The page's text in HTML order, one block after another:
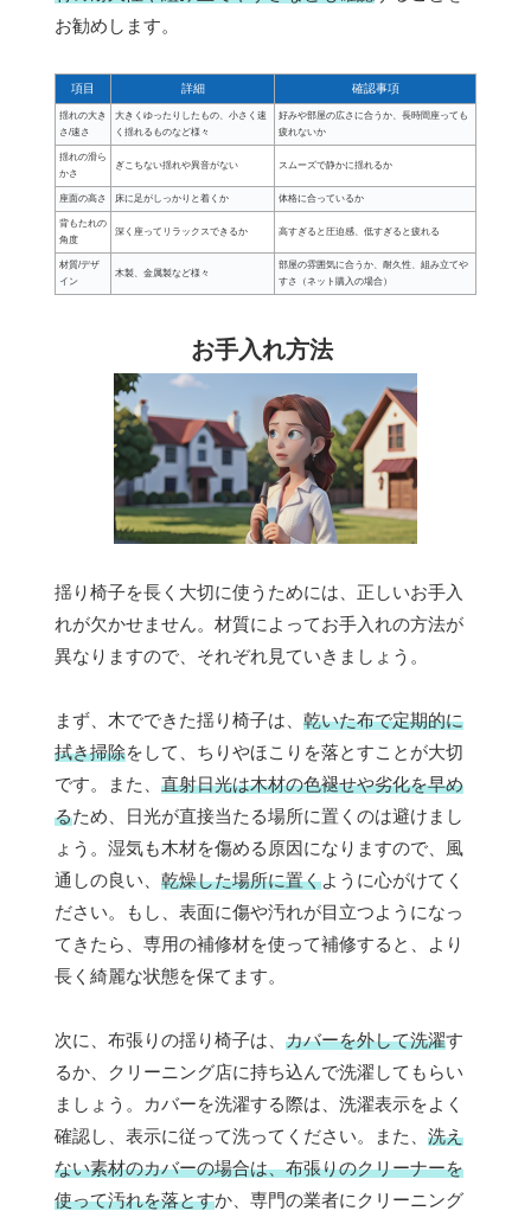
お勧めします。
項目 詳細 確認事項
揺れの大き
さ/速さ
大きくゆったりしたもの、小さく速
く揺れるものなど様々
好みや部屋の広さに合うか、長時間座っても
疲れないか
揺れの滑ら
かさ
ぎこちない揺れや異音がない スムーズで静かに揺れるか
座面の高さ 床に足がしっかりと着くか 体格に合っているか
背もたれの
角度
深く座ってリラックスできるか 高すぎると圧迫感、低すぎると疲れる
材質/デザ
イン
木製、金属製など様々
部屋の雰囲気に合うか、耐久性、組み立てや
すさ（ネット購入の場合）
お手入れ方法
揺り椅子を長く大切に使うためには、正しいお手入
れが欠かせません。材質によってお手入れの方法が
異なりますので、それぞれ見ていきましょう。
まず、木でできた揺り椅子は、 乾いた布で定期的に
拭き掃除をして、ちりやほこりを落とすことが大切
です。また、 直射日光は木材の色褪せや劣化を早め
るため、日光が直接当たる場所に置くのは避けまし
ょう。湿気も木材を傷める原因になりますので、風
通しの良い、 乾燥した場所に置くように心がけてく
ださい。もし、表面に傷や汚れが目立つようになっ
てきたら、専用の補修材を使って補修すると、より
長く綺麗な状態を保てます。
次に、布張りの揺り椅子は、 カバーを外して洗濯す
るか、クリーニング店に持ち込んで洗濯してもらい
ましょう。カバーを洗濯する際は、洗濯表示をよく
確認し、表示に従って洗ってください。また、 洗え
ない素材のカバーの場合は、布張りのクリーナーを
使って汚れを落とすか、専門の業者にクリーニング